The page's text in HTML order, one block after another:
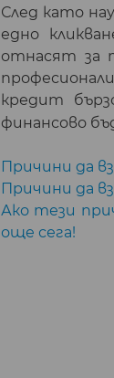
След като
едно
отнасят за
кредит
финансово
Причини да
Причини да
Ако тези
още сега!